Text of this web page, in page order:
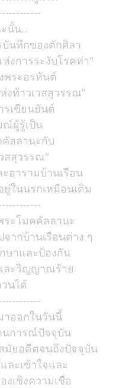
นั้น..
นทึกของตักศิลา
งการระงับโรคห่า"
พระอรหันต์
ท้าวเวสสุวรรณ"
เขียนยันต์
ผู้รู้เป็น
ลลานะกับ
สสุวรรณ"
อารามบ้านเรือน
ในนรกเหมือนเดิม
ะโมคคัลลานะ
ากบ้านเรือนต่าง ๆ
ษาและป้องกัน
ละวิญญาณร้าย
นได้
ออกในวันนี้
นการณ์ปัจจุบัน
มัยอดีตจนถึงปัจจุบัน
ละเข้าใจและ
งเชิงความเชื่อ